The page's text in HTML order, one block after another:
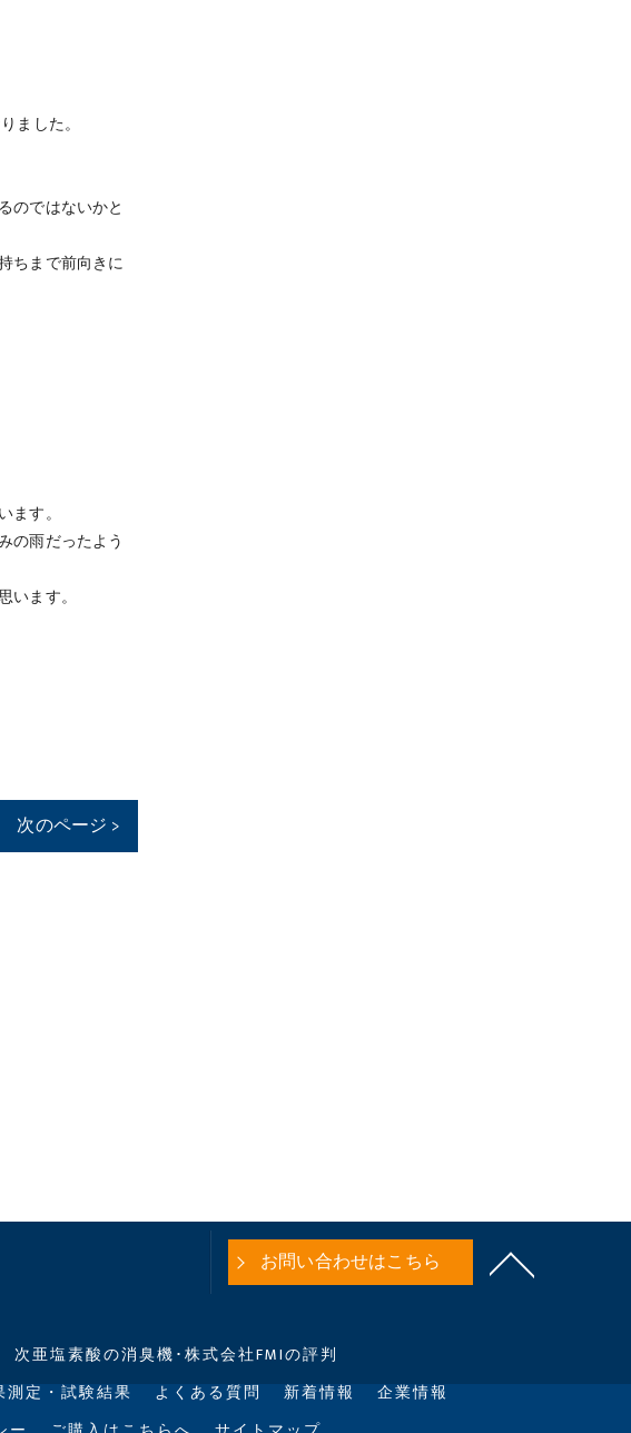
ました。
のではないかと
ちまで前向きに
す。
の雨だったよう
ます。
次のページ >
お問い合わせはこちら
次亜塩素酸の消臭機･株式会社FMIの評判
測定・試験結果 よくある質問 新着情報
企業情報